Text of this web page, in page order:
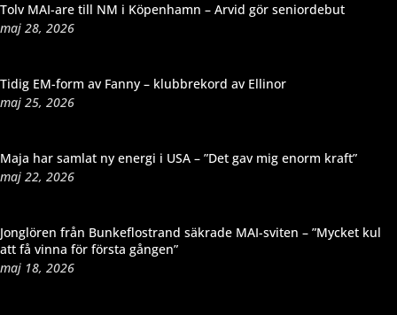
Tolv MAI-are till NM i Köpenhamn – Arvid gör seniordebut
maj 28, 2026
Tidig EM-form av Fanny – klubbrekord av Ellinor
maj 25, 2026
Maja har samlat ny energi i USA – ”Det gav mig enorm kraft”
maj 22, 2026
Jonglören från Bunkeflostrand säkrade MAI-sviten – ”Mycket kul
att få vinna för första gången”
maj 18, 2026